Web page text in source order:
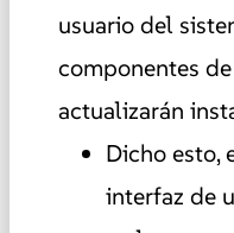
usuario del
componentes
actualizarán
Dicho esto,
interfaz de